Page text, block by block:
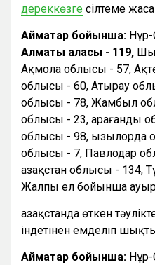
дереккөзге сілтеме
Аймақтар бойынша:
Алматы қаласы - 119,
Ақмола облысы - 57,
облысы - 60, Атырау
облысы - 78, Жамбыл
облысы - 23, Қарағанды
облысы - 98, Қызылорда
облысы - 7, Павлодар
Қазақстан облысы - 134,
Жалпы ел бойынша
Қазақстанда өткен
індетінен емделіп
Аймақтар бойынша: